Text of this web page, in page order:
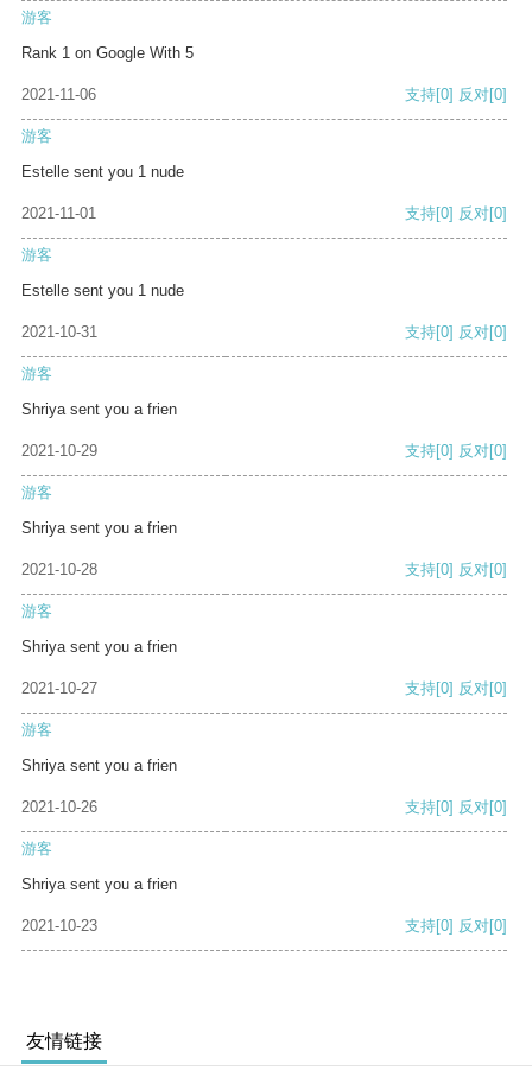
游客
Rank 1 on Google With 5
2021-11-06 支持[0] 反对[0]
游客
Estelle sent you 1 nude
2021-11-01 支持[0] 反对[0]
游客
Estelle sent you 1 nude
2021-10-31 支持[0] 反对[0]
游客
Shriya sent you a frien
2021-10-29 支持[0] 反对[0]
游客
Shriya sent you a frien
2021-10-28 支持[0] 反对[0]
游客
Shriya sent you a frien
2021-10-27 支持[0] 反对[0]
游客
Shriya sent you a frien
2021-10-26 支持[0] 反对[0]
游客
Shriya sent you a frien
2021-10-23 支持[0] 反对[0]
友情链接